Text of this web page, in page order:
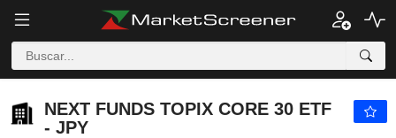
NEXT FUNDS TOPIX CORE 30 ETF
- JPY